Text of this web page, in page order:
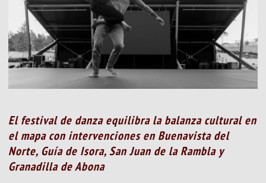
El festival de danza equilibra la balanza cultural en
el mapa con intervenciones en Buenavista del
Norte, Guía de Isora, San Juan de la Rambla y
Granadilla de Abona